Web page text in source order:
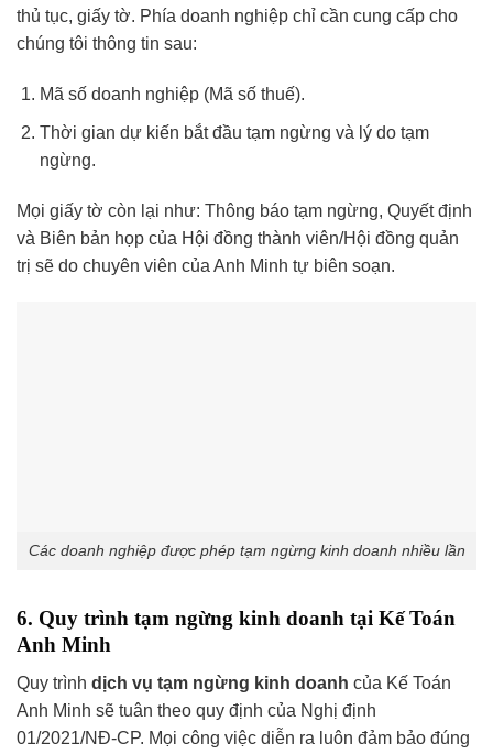
thủ tục, giấy tờ. Phía doanh nghiệp chỉ cần cung cấp cho
chúng tôi thông tin sau:
Mã số doanh nghiệp (Mã số thuế).
Thời gian dự kiến bắt đầu tạm ngừng và lý do tạm
ngừng.
Mọi giấy tờ còn lại như: Thông báo tạm ngừng, Quyết định
và Biên bản họp của Hội đồng thành viên/Hội đồng quản
trị sẽ do chuyên viên của Anh Minh tự biên soạn.
Các doanh nghiệp được phép tạm ngừng kinh doanh nhiều lần
6. Quy trình tạm ngừng kinh doanh tại Kế Toán
Anh Minh
Quy trình dịch vụ tạm ngừng kinh doanh của Kế Toán
Anh Minh sẽ tuân theo quy định của Nghị định
01/2021/NĐ-CP. Mọi công việc diễn ra luôn đảm bảo đúng